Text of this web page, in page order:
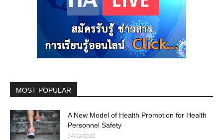
MOST POPULAR
A New Model of Health Promotion for Health
Personnel Safety
04/02/2020